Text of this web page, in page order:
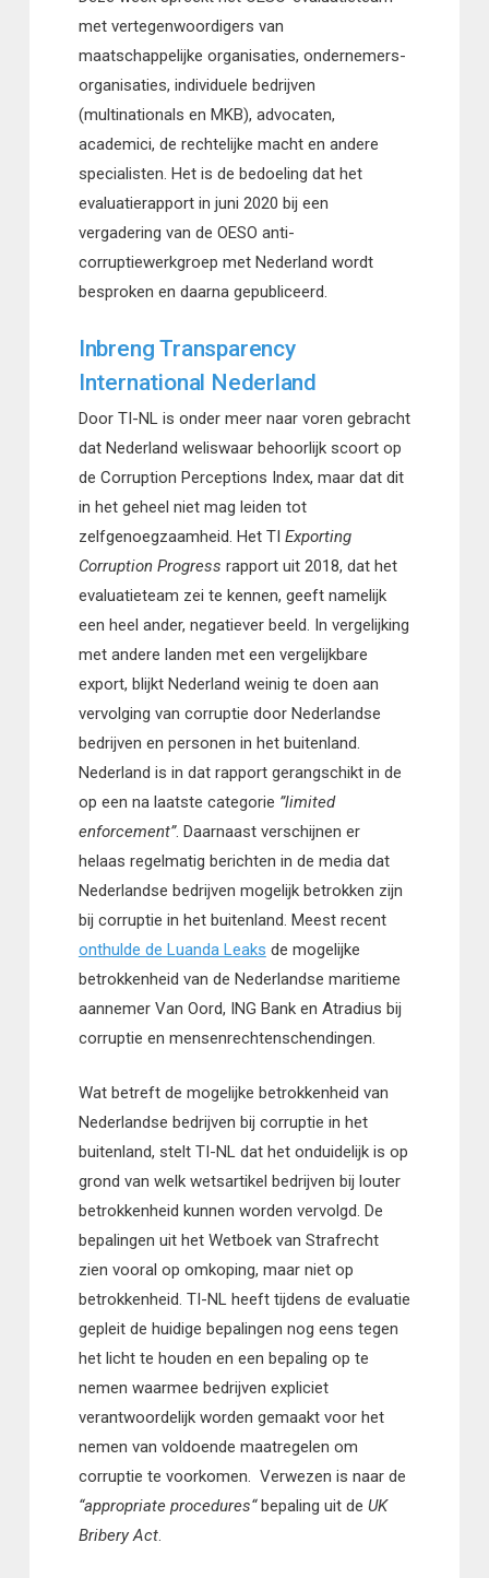
met vertegenwoordigers van
maatschappelijke organisaties, ondernemers-
organisaties, individuele bedrijven
(multinationals en MKB), advocaten,
academici, de rechtelijke macht en andere
specialisten. Het is de bedoeling dat het
evaluatierapport in juni 2020 bij een
vergadering van de OESO anti-
corruptiewerkgroep met Nederland wordt
besproken en daarna gepubliceerd.
Inbreng Transparency
International Nederland
Door TI-NL is onder meer naar voren gebracht
dat Nederland weliswaar behoorlijk scoort op
de Corruption Perceptions Index, maar dat dit
in het geheel niet mag leiden tot
zelfgenoegzaamheid. Het TI Exporting
Corruption Progress rapport uit 2018, dat het
evaluatieteam zei te kennen, geeft namelijk
een heel ander, negatiever beeld. In vergelijking
met andere landen met een vergelijkbare
export, blijkt Nederland weinig te doen aan
vervolging van corruptie door Nederlandse
bedrijven en personen in het buitenland.
Nederland is in dat rapport gerangschikt in de
op een na laatste categorie ”limited
enforcement”. Daarnaast verschijnen er
helaas regelmatig berichten in de media dat
Nederlandse bedrijven mogelijk betrokken zijn
bij corruptie in het buitenland. Meest recent
onthulde de Luanda Leaks de mogelijke
betrokkenheid van de Nederlandse maritieme
aannemer Van Oord, ING Bank en Atradius bij
corruptie en mensenrechtenschendingen.
Wat betreft de mogelijke betrokkenheid van
Nederlandse bedrijven bij corruptie in het
buitenland, stelt TI-NL dat het onduidelijk is op
grond van welk wetsartikel bedrijven bij louter
betrokkenheid kunnen worden vervolgd. De
bepalingen uit het Wetboek van Strafrecht
zien vooral op omkoping, maar niet op
betrokkenheid. TI-NL heeft tijdens de evaluatie
gepleit de huidige bepalingen nog eens tegen
het licht te houden en een bepaling op te
nemen waarmee bedrijven expliciet
verantwoordelijk worden gemaakt voor het
nemen van voldoende maatregelen om
corruptie te voorkomen. Verwezen is naar de
“appropriate procedures“bepaling uit de UK
Bribery Act.